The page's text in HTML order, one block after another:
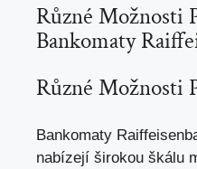
Různé Možnosti
Bankomaty
Různé Možnosti
Bankomaty
nabízejí širokou škálu